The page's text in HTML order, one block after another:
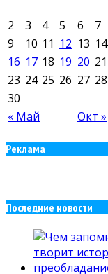
« Май Окт »
2
3 4 5 6 7
9
10 11 12 13 14
16 17 18 19 20 21
23 24 25 26 27 28
30
Реклама
Последние новости